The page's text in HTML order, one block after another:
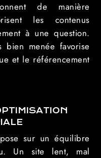
de manière
les contenus
à une question.
bien menée favorise
et le référencement
sur un équilibre
Un site lent, mal